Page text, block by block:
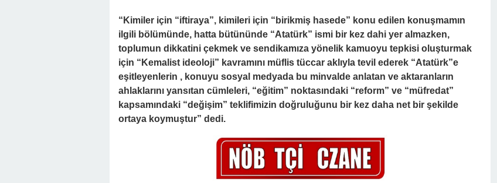
“Kimiler için “iftiraya”, kimileri için “birikmiş hasede” konu edilen konuşmamın
ilgili bölümünde, hatta bütününde “Atatürk” ismi bir kez dahi yer almazken,
toplumun dikkatini çekmek ve sendikamıza yönelik kamuoyu tepkisi oluşturmak
için “Kemalist ideoloji” kavramını müflis tüccar aklıyla tevil ederek “Atatürk”e
eşitleyenlerin , konuyu sosyal medyada bu minvalde anlatan ve aktaranların
ahlaklarını yansıtan cümleleri, “eğitim” noktasındaki “reform” ve “müfredat”
kapsamındaki “değişim” teklifimizin doğruluğunu bir kez daha net bir şekilde
ortaya koymuştur” dedi.